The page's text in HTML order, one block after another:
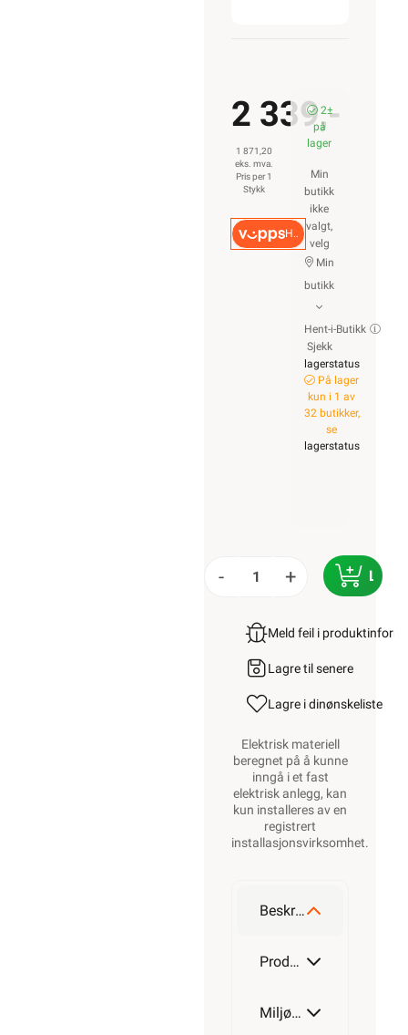
2 339,-
1 871,20
eks. mva.
Pris per 1
Stykk
Hurtigkasse
2±
på
lager
Min
butikk
ikke
valgt,
velg
Min
butikk
Hent-i-Butikk
Sjekk
lagerstatus
På lager
kun i 1 av
32 butikker,
se
lagerstatus
- +
Meld feil i
Lagre til senere
Lagre i dinønskeliste
Elektrisk materiell
beregnet på å kunne
inngå i et fast
elektrisk anlegg, kan
kun installeres av en
registrert
installasjonsvirksomhet.
Beskrivelse
Produktdetaljer
Miljøparametere